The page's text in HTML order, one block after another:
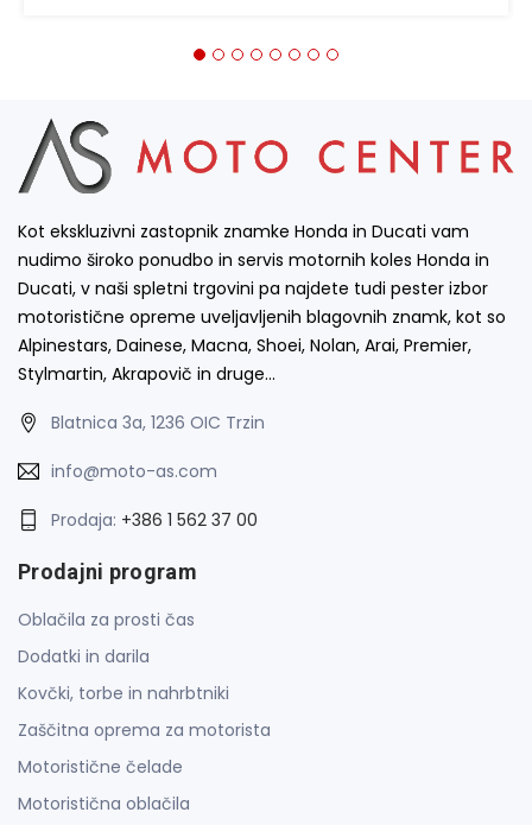
Kot ekskluzivni zastopnik znamke Honda in Ducati vam
nudimo široko ponudbo in servis motornih koles Honda in
Ducati, v naši spletni trgovini pa najdete tudi pester izbor
motoristične opreme uveljavljenih blagovnih znamk, kot so
Alpinestars, Dainese, Macna, Shoei, Nolan, Arai, Premier,
Stylmartin, Akrapovič in druge…
Blatnica 3a, 1236 OIC Trzin
info@moto-as.com
Prodaja: +386 1 562 37 00
Prodajni program
Oblačila za prosti čas
Dodatki in darila
Kovčki, torbe in nahrbtniki
Zaščitna oprema za motorista
Motoristične čelade
Motoristična oblačila